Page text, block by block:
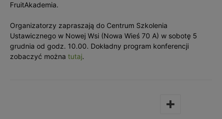
FruitAkademia.
Organizatorzy zapraszają do Centrum Szkolenia
Ustawicznego w Nowej Wsi (Nowa Wieś 70 A) w sobotę 5
grudnia od godz. 10.00. Dokładny program konferencji
zobaczyć można tutaj.